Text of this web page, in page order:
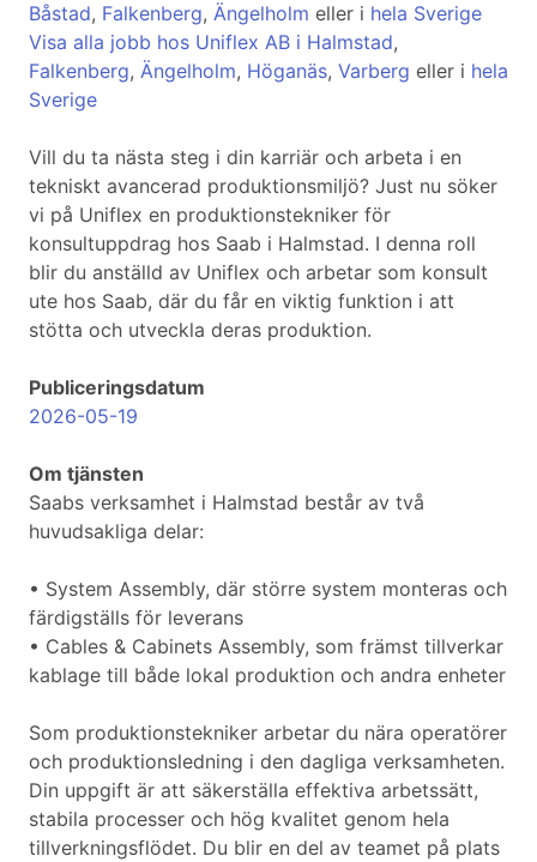
Båstad, Falkenberg, Ängelholm eller i hela Sverige
Visa alla jobb hos Uniflex AB i Halmstad,
Falkenberg, Ängelholm, Höganäs, Varberg eller i hela
Sverige
Vill du ta nästa steg i din karriär och arbeta i en
tekniskt avancerad produktionsmiljö? Just nu söker
vi på Uniflex en produktionstekniker för
konsultuppdrag hos Saab i Halmstad. I denna roll
blir du anställd av Uniflex och arbetar som konsult
ute hos Saab, där du får en viktig funktion i att
stötta och utveckla deras produktion.
Publiceringsdatum
2026-05-19
Om tjänsten
Saabs verksamhet i Halmstad består av två
huvudsakliga delar:
• System Assembly, där större system monteras och
färdigställs för leverans
• Cables & Cabinets Assembly, som främst tillverkar
kablage till både lokal produktion och andra enheter
Som produktionstekniker arbetar du nära operatörer
och produktionsledning i den dagliga verksamheten.
Din uppgift är att säkerställa effektiva arbetssätt,
stabila processer och hög kvalitet genom hela
tillverkningsflödet. Du blir en del av teamet på plats